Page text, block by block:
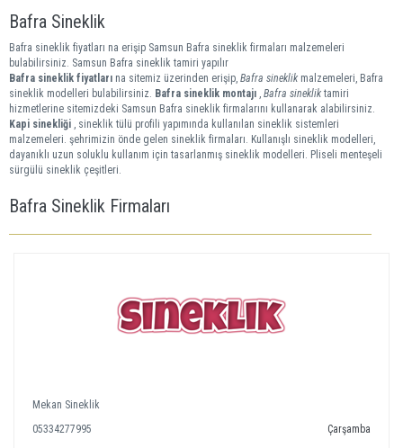
Bafra Sineklik
Bafra sineklik fiyatları na erişip Samsun Bafra sineklik firmaları malzemeleri
bulabilirsiniz. Samsun Bafra sineklik tamiri yapılır
Bafra sineklik fiyatları na sitemiz üzerinden erişip, Bafra sineklik malzemeleri, Bafra
sineklik modelleri bulabilirsiniz. Bafra sineklik montajı , Bafra sineklik tamiri
hizmetlerine sitemizdeki Samsun Bafra sineklik firmalarını kullanarak alabilirsiniz.
Kapi sinekliği , sineklik tülü profili yapımında kullanılan sineklik sistemleri
malzemeleri. şehrimizin önde gelen sineklik firmaları. Kullanışlı sineklik modelleri,
dayanıklı uzun soluklu kullanım için tasarlanmış sineklik modelleri. Pliseli menteşeli
sürgülü sineklik çeşitleri.
Bafra Sineklik Firmaları
Mekan Sineklik
05334277995
Çarşamba